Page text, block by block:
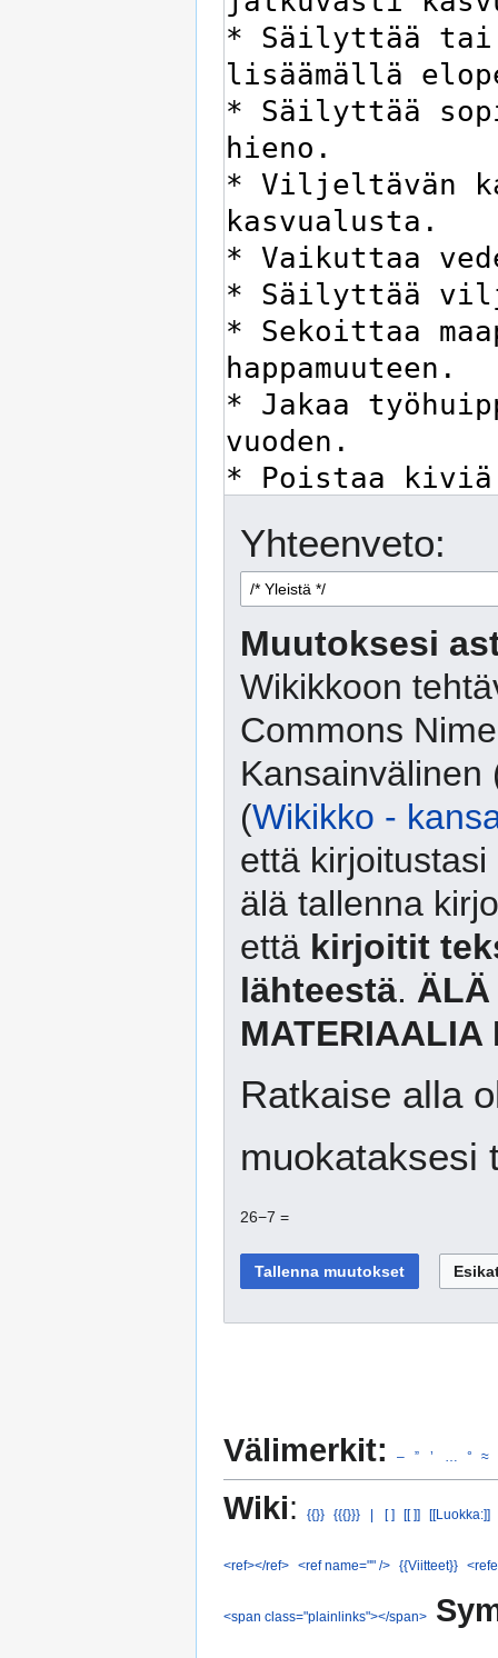
Yhteenveto:
Muutoksesi
Wikikkoon
Commons
Kansainvälinen
(Wikikko -
että
älä tallenna
että kirjoitit
lähteestä. ÄLÄ
MATERIAALIA
Ratkaise alla
muokataksesi
26−7 =
Välimerkit: – ” ’ ° ≈
Wiki: {{}} {{{}}} | [ ] [[ ]] [[Luokka:]]
<ref></ref> <ref name="" /> {{Viitteet}}
<span class="plainlinks"></span>